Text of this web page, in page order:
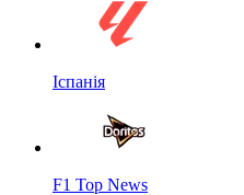
Іспанія
F1 Top News